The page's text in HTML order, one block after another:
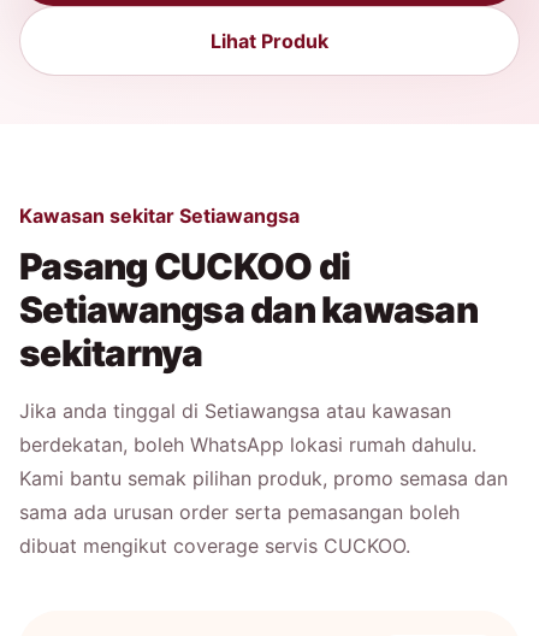
Lihat Produk
Kawasan sekitar Setiawangsa
Pasang CUCKOO di
Setiawangsa dan kawasan
sekitarnya
Jika anda tinggal di Setiawangsa atau kawasan
berdekatan, boleh WhatsApp lokasi rumah dahulu.
Kami bantu semak pilihan produk, promo semasa dan
sama ada urusan order serta pemasangan boleh
dibuat mengikut coverage servis CUCKOO.